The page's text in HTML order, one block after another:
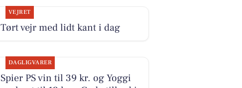
VEJRET
Tørt vejr med lidt kant i dag
DAGLIGVARER
Spier PS vin til 39 kr. og Yoggi